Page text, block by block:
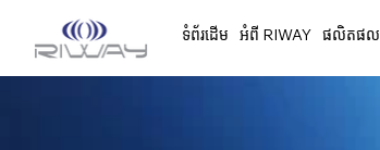
ទំព័រដើម អំពី RIWAY ផលិតផល